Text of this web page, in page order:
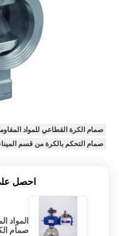
صمام الكرة القطاعي للمواد
صمام التحكم بالكرة من قسم
احصل
صمام